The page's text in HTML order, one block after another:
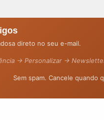
direto no seu e-mail.
→ Personalizar →
Sem spam. Cancele quando